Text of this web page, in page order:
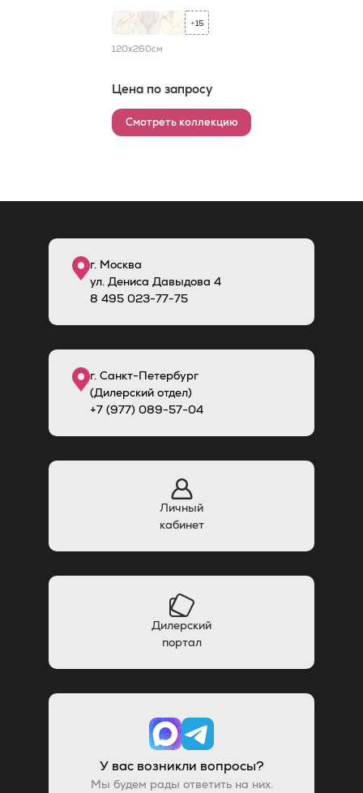
+15
120x260см
Цена по запросу
Смотреть коллекцию
г. Москва
ул. Дениса Давыдова 4
8 495 023-77-75
г. Санкт-Петербург
(Дилерский отдел)
+7 (977) 089-57-04
Личный
кабинет
Дилерский
портал
У вас возникли вопросы?
Мы будем рады ответить на них.